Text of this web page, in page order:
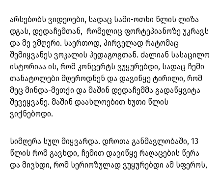
არსებობს ვიდეოები, სადაც სამი-ოთხი წლის ლიზა
დგას, დედაჩემთან, რომელიც ფორტეპიანოზე უკრავს
და მე ვმღერი. საერთოდ, პირველად რატომაც
შემიყვანეს ვოკალის პედაგოგთან. ძალიან სასაცილო
ისტორიაა ის, რომ კონცერტს ვუყურებდი, სადაც ჩემი
თანატოლები მღეროდნენ და დავიწყე ტირილი, რომ
მეც მინდა-მეთქი და მაშინ დედაჩემმა გადაწყვიტა
შევეყვანე. მაშინ დაახლოებით ხუთი წლის
ვიქნებოდი.
სიმღერა სულ მიყვარდა. დროთა განმავლობაში, 13
წლის რომ გავხდი, ჩემით დავიწყე რაღაცების წერა
და მივხდი, რომ სერიოზულად ვუყურებდი ამ სფეროს,